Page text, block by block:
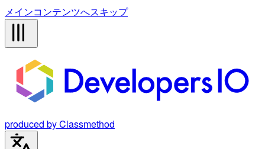
メインコンテンツへスキップ
produced by Classmethod